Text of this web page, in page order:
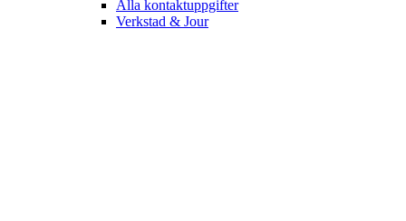
Alla kontaktuppgifter
Verkstad & Jour